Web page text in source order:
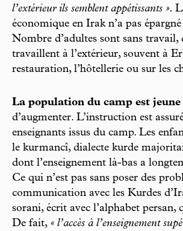
l’extérieur ils semblent appétissants ».
économique en Irak n’a pas
Nombre d’adultes sont sans travail,
travaillent à l’extérieur, souvent à
restauration, l’hôtellerie ou sur les
La population du camp est jeune
d’augmenter. L’instruction est
enseignants issus du camp. Les
le kurmancî, dialecte kurde
dont l’enseignement là-bas a
Ce qui n’est pas sans poser des
communication avec les Kurdes
sorani, écrit avec l’alphabet persan,
De fait, « l’accès à l’enseignement